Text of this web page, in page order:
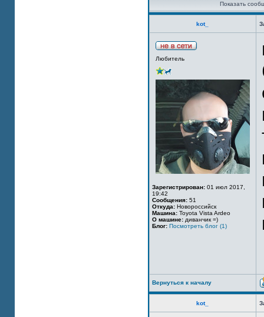
Показать
kot_
Любитель
Зарегистрирован: 01 июл 2017,
19:42
Сообщения: 51
Откуда: Новороссийск
Машина: Toyota Vista Ardeo
О машине: диванчик =)
Блог: Посмотреть блог (1)
Вернуться к началу
kot_